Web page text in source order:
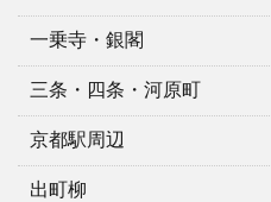
一乗寺・銀閣
三条・四条・河原町
京都駅周辺
出町柳